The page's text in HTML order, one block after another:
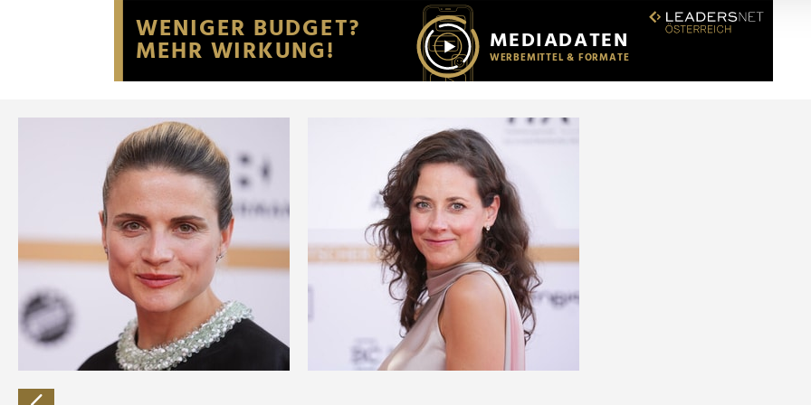
Website an unsere Partner für soziale Medien, Werbung und Analysen weiter. Unsere Partner
möglicherweise mit weiteren Daten zusammen, die Sie ihnen bereitgestellt haben oder die
der Dienste gesammelt haben.